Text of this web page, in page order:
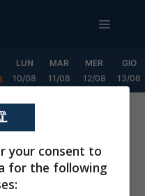
MENU
LUN
10/08
MAR
11/08
MER
12/08
GIO
13/08
your consent to
for the following